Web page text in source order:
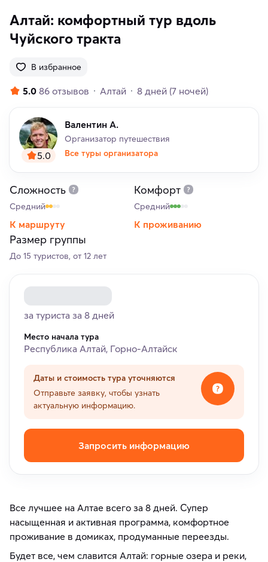
Алтай: комфортный тур вдоль
Чуйского тракта
В избранное
5.0 86 отзывов Алтай 8 дней (7 ночей)
5.0
Валентин А.
Организатор путешествия
Все туры организатора
Сложность
Средний
К маршруту
Комфорт
Средний
К проживанию
Размер группы
До 15 туристов, от 12 лет
за туриста за 8 дней
Место начала тура
Республика Алтай, Горно-Алтайск
Даты и стоимость тура уточняются
Отправьте заявку, чтобы узнать
актуальную информацию.
Запросить информацию
Все лучшее на Алтае всего за 8 дней. Супер
насыщенная и активная программа, комфортное
проживание в домиках, продуманные переезды.
Будет все, чем славится Алтай: горные озера и реки,